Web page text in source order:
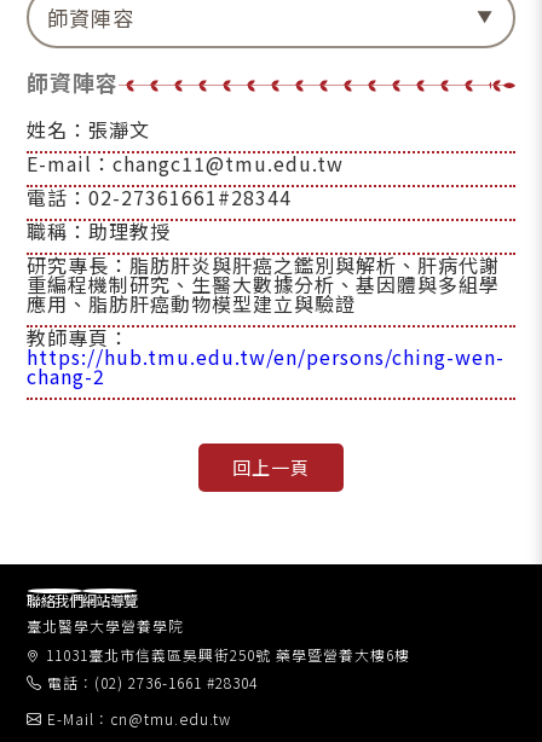
師資陣容
師資陣容
姓名：張瀞文
E-mail：changc11@tmu.edu.tw
電話：02-27361661#28344
職稱：助理教授
研究專長：脂肪肝炎與肝癌之鑑別與解析、肝病代謝
重編程機制研究、生醫大數據分析、基因體與多組學
應用、脂肪肝癌動物模型建立與驗證
教師專頁：
https://hub.tmu.edu.tw/en/persons/ching-wen-
chang-2
臺北醫學大學營養學院
11031臺北市信義區吳興街250號 藥學暨營養大樓6樓
電話：(02) 2736-1661 #28304
E-Mail：cn@tmu.edu.tw
聯絡我們網站導覽